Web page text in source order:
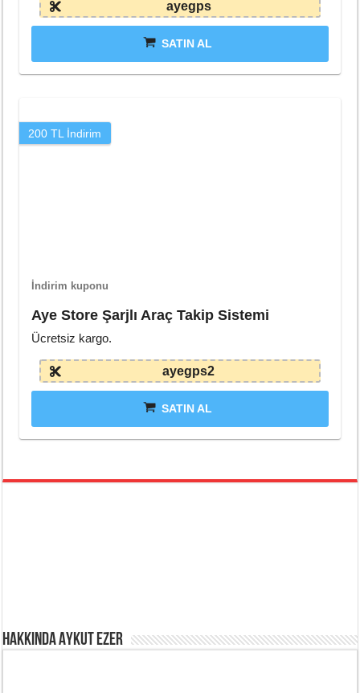
ayegps
SATIN AL
200 TL İndirim
İndirim kuponu
Aye Store Şarjlı Araç Takip Sistemi
Ücretsiz kargo.
ayegps2
SATIN AL
Hakkında Aykut Ezer